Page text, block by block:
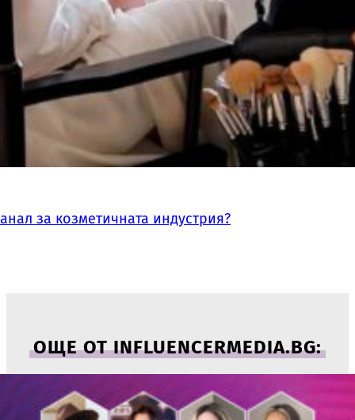
за козметичната индустрия?
ОЩЕ ОТ INFLUENCERMEDIA.BG: